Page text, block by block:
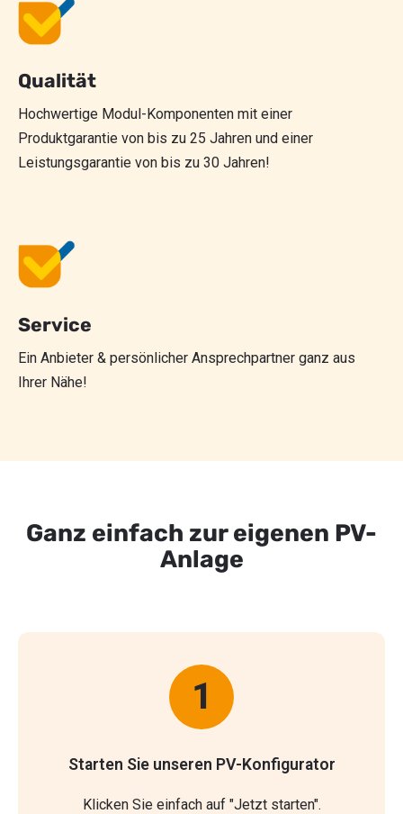
Qualität
Hochwertige Modul-Komponenten mit einer
Produktgarantie von bis zu 25 Jahren und einer
Leistungsgarantie von bis zu 30 Jahren!
Service
Ein Anbieter & persönlicher Ansprechpartner ganz aus
Ihrer Nähe!
Ganz einfach zur eigenen PV-
Anlage
1
Starten Sie unseren PV-Konfigurator
Klicken Sie einfach auf "Jetzt starten".